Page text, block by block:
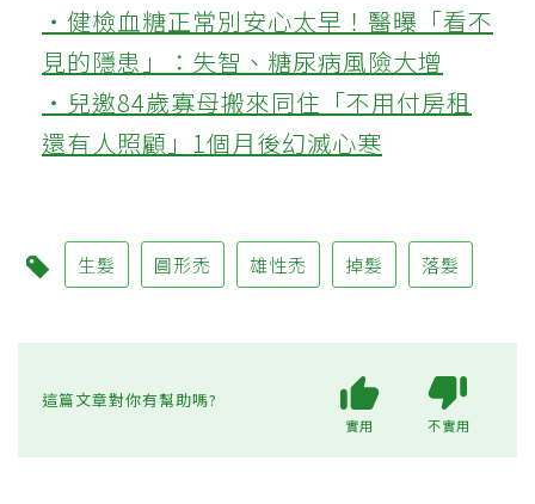
‧健檢血糖正常別安心太早！醫曝「看不
見的隱患」：失智、糖尿病風險大增
‧兒邀84歲寡母搬來同住「不用付房租
還有人照顧」1個月後幻滅心寒
生髮 圓形禿 雄性禿 掉髮 落髮
這篇文章對你有幫助嗎?
實用 不實用